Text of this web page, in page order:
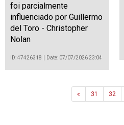
foi parcialmente
influenciado por Guillermo
del Toro - Christopher
Nolan
ID: 47426318 Date: 07/07/2026 23:04
« Previous
31 32